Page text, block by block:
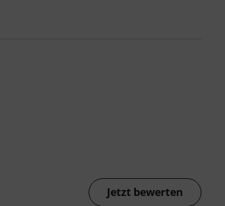
Jetzt bewerten